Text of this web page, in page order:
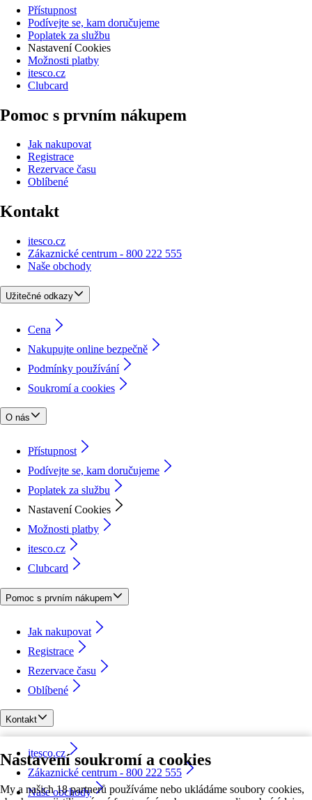
Nastavení soukromí a cookies
My a našich 18 partnerů používáme nebo ukládáme soubory cookies,
Přístupnost
Podívejte se, kam doručujeme
Poplatek za službu
Nastavení Cookies
Možnosti platby
itesco.cz
Clubcard
Pomoc s prvním nákupem
Jak nakupovat
Registrace
Rezervace času
Oblíbené
Kontakt
itesco.cz
Zákaznické centrum - 800 222 555
Naše obchody
Užitečné odkazy
Cena
Nakupujte online bezpečně
Podmínky používání
Soukromí a cookies
O nás
Přístupnost
Podívejte se, kam doručujeme
Poplatek za službu
Nastavení Cookies
Možnosti platby
itesco.cz
Clubcard
Pomoc s prvním nákupem
Jak nakupovat
Registrace
Rezervace času
Oblíbené
Kontakt
itesco.cz
Zákaznické centrum - 800 222 555
Naše obchody